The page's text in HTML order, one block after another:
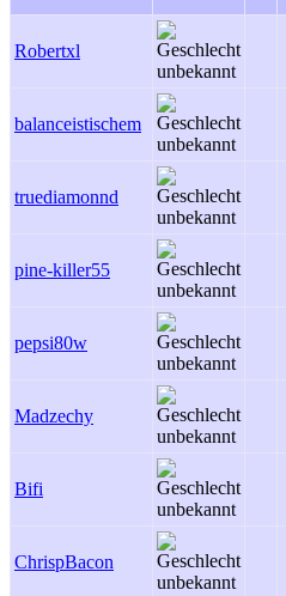
Robertxl
balanceistischem
truediamonnd
pine-killer55
pepsi80w
Madzechy
Bifi
ChrispBacon